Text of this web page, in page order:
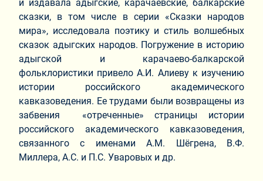
и издавала адыгские, карачаевские, балкарские
сказки, в том числе в серии «Сказки народов
мира», исследовала поэтику и стиль волшебных
сказок адыгских народов. Погружение в историю
адыгской и карачаево-балкарской
фольклористики привело А.И. Алиеву к изучению
истории российского академического
кавказоведения. Ее трудами были возвращены из
забвения «отреченные» страницы истории
российского академического кавказоведения,
связанного с именами А.М. Шёгрена, В.Ф.
Миллера, А.С. и П.С. Уваровых и др.